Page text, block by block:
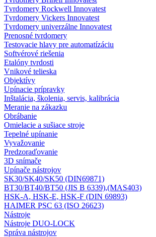
Tvrdomery Rockwell Innovatest
Tvrdomery Vickers Innovatest
Tvrdomery univerzálne Innovatest
Prenosné tvrdomery
Testovacie hlavy pre automatízáciu
Softvérové riešenia
Etalóny tvrdosti
Vnikové telieska
Objektívy
Upínacie prípravky
Inštalácia, školenia, servis, kalibrácia
Meranie na zákazku
Obrábanie
Omielacie a sušiace stroje
Tepelné upínanie
Vyvažovanie
Predzoraďovanie
3D snímače
Upínače nástrojov
SK30/SK40/SK50 (DIN69871)
BT30/BT40/BT50 (JIS B 6339),(MAS403)
HSK-A, HSK-E, HSK-F (DIN 69893)
HAIMER PSC 63 (ISO 26623)
Nástroje
Nástroje DUO-LOCK
Správa nástrojov